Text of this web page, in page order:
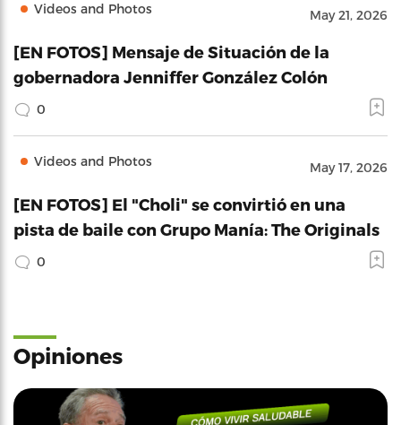
Videos and Photos May 21, 2026
[EN FOTOS] Mensaje de Situación de la
gobernadora Jenniffer González Colón
0
Videos and Photos May 17, 2026
[EN FOTOS] El "Choli" se convirtió en una
pista de baile con Grupo Manía: The Originals
0
Opiniones